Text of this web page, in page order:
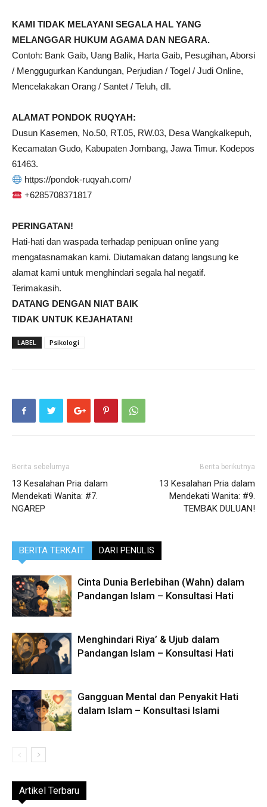
KAMI TIDAK MELAYANI SEGALA HAL YANG
MELANGGAR HUKUM AGAMA DAN NEGARA.
Contoh: Bank Gaib, Uang Balik, Harta Gaib, Pesugihan, Aborsi
/ Menggugurkan Kandungan, Perjudian / Togel / Judi Online,
Mencelakakan Orang / Santet / Teluh, dll.
ALAMAT PONDOK RUQYAH:
Dusun Kasemen, No.50, RT.05, RW.03, Desa Wangkalkepuh,
Kecamatan Gudo, Kabupaten Jombang, Jawa Timur. Kodepos
61463.
https://pondok-ruqyah.com/
+6285708371817
PERINGATAN!
Hati-hati dan waspada terhadap penipuan online yang
mengatasnamakan kami. Diutamakan datang langsung ke
alamat kami untuk menghindari segala hal negatif.
Terimakasih.
DATANG DENGAN NIAT BAIK
TIDAK UNTUK KEJAHATAN!
LABEL Psikologi
Berita sebelumya
13 Kesalahan Pria dalam
Mendekati Wanita: #7.
NGAREP
Berita berikutnya
13 Kesalahan Pria dalam
Mendekati Wanita: #9.
TEMBAK DULUAN!
BERITA TERKAIT DARI PENULIS
Cinta Dunia Berlebihan (Wahn) dalam
Pandangan Islam – Konsultasi Hati
Menghindari Riya’ & Ujub dalam
Pandangan Islam – Konsultasi Hati
Gangguan Mental dan Penyakit Hati
dalam Islam – Konsultasi Islami
Artikel Terbaru